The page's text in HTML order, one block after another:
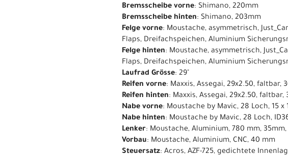
Bremsscheibe vorne: Shimano, 220mm
Bremsscheibe hinten: Shimano, 203mm
Felge vorne: Moustache, asymmetrisch,
Flaps, Dreifachspeichen, Aluminium
Felge hinten: Moustache, asymmetrisch,
Flaps, Dreifachspeichen, Aluminium
Laufrad Grösse: 29"
Reifen vorne: Maxxis, Assegai, 29x2.50, faltbar,
Reifen hinten: Maxxis, Assegai, 29x2.50, faltbar,
Nabe vorne: Moustache by Mavic, 28 Loch, 15 x
Nabe hinten: Moustache by Mavic, 28 Loch,
Lenker: Moustache, Aluminium, 780 mm, 35mm,
Vorbau: Moustache, Aluminium, CNC, 40 mm
Steuersatz: Acros, AZF-725, gedichtete